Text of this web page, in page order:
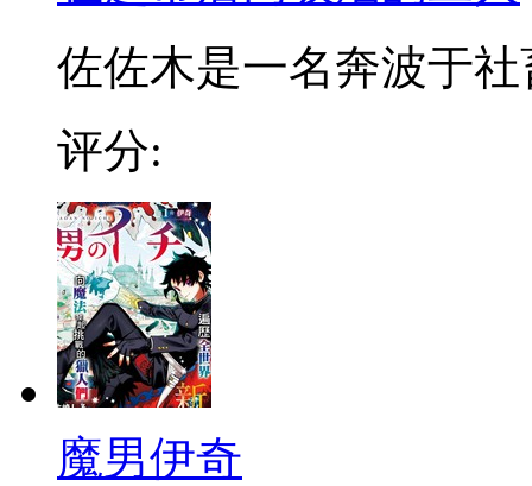
佐佐木是一名奔波于社
评分:
魔男伊奇